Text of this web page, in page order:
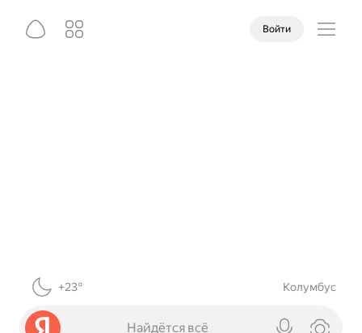
Войти
+23° Колумбус
Найдётся всё